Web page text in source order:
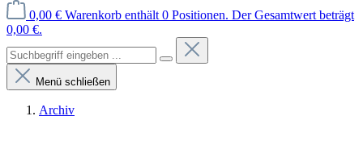
0,00 € Warenkorb enthält 0 Positionen. Der Gesamtwert beträgt
0,00 €.
Menü schließen
Archiv